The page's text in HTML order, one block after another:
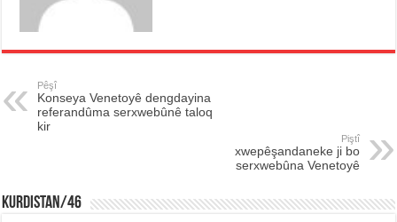
Pêşî
Konseya Venetoyê dengdayina
referandûma serxwebûnê taloq
kir
Piştî
xwepêşandaneke ji bo
serxwebûna Venetoyê
KURDISTAN/46